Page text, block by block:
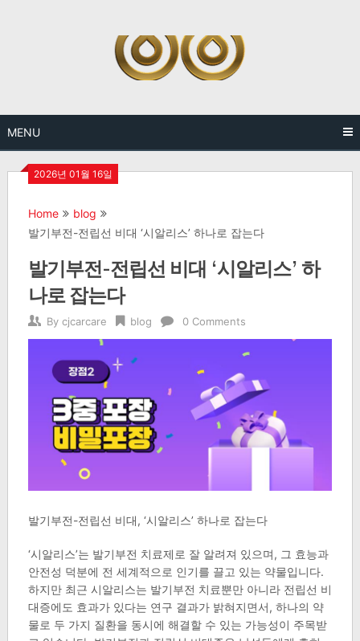
MENU
2026년 01월 16일
Home
blog
발기부전-전립선 비대 ‘시알리스’ 하나로 잡는다
발기부전-전립선 비대 ‘시알리스’ 하
나로 잡는다
By cjcarcare blog 0 Comments
발기부전-전립선 비대, ‘시알리스’ 하나로 잡는다
‘시알리스’는 발기부전 치료제로 잘 알려져 있으며, 그 효능과
안전성 덕분에 전 세계적으로 인기를 끌고 있는 약물입니다.
하지만 최근 시알리스는 발기부전 치료뿐만 아니라 전립선 비
대증에도 효과가 있다는 연구 결과가 밝혀지면서, 하나의 약
물로 두 가지 질환을 동시에 해결할 수 있는 가능성이 주목받